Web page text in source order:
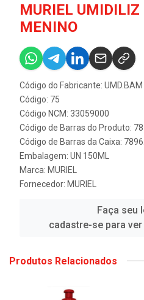
MURIEL
MENINO
Código do Fabricante: UMD.BAM
Código: 75
Código NCM: 33059000
Código de Barras do Produto:
Código de Barras da Caixa:
Embalagem: UN 150ML
Marca: MURIEL
Fornecedor: MURIEL
Faça seu
cadastre-se para
Produtos Relacionados